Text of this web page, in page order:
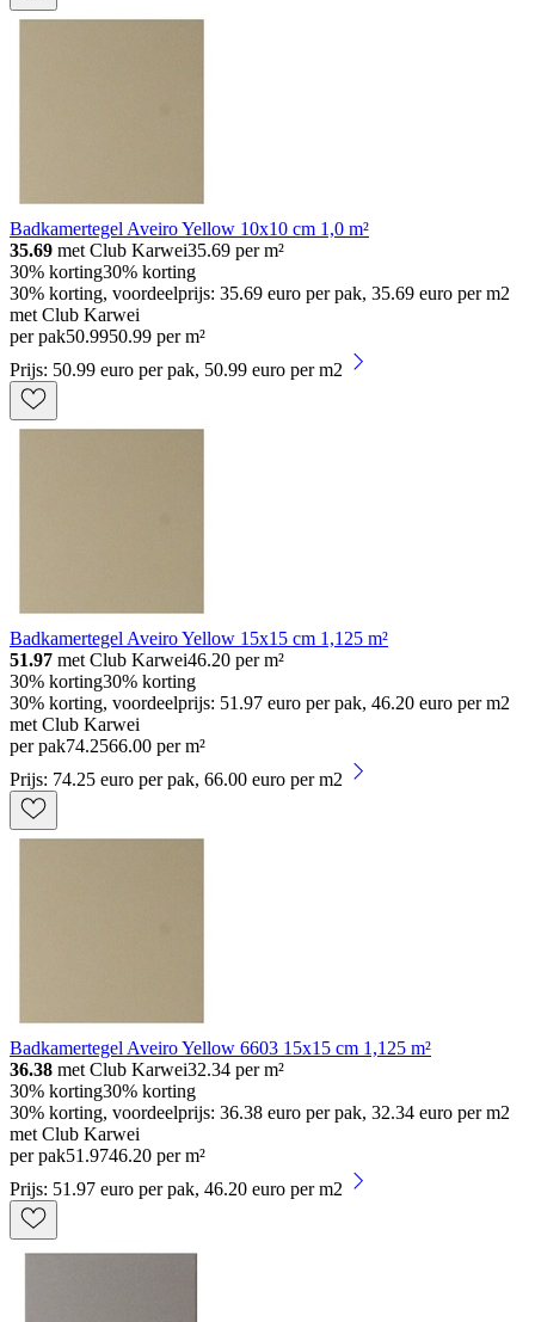
Badkamertegel Aveiro Yellow 10x10 cm 1,0 m²
35.69 met Club Karwei35.69 per m²
30% korting30% korting
30% korting, voordeelprijs: 35.69 euro per pak, 35.69 euro per m2
met Club Karwei
per pak50.9950.99 per m²
Prijs: 50.99 euro per pak, 50.99 euro per m2
Badkamertegel Aveiro Yellow 15x15 cm 1,125 m²
51.97 met Club Karwei46.20 per m²
30% korting30% korting
30% korting, voordeelprijs: 51.97 euro per pak, 46.20 euro per m2
met Club Karwei
per pak74.2566.00 per m²
Prijs: 74.25 euro per pak, 66.00 euro per m2
Badkamertegel Aveiro Yellow 6603 15x15 cm 1,125 m²
36.38 met Club Karwei32.34 per m²
30% korting30% korting
30% korting, voordeelprijs: 36.38 euro per pak, 32.34 euro per m2
met Club Karwei
per pak51 .9746.20 per m²
Prijs: 51.97 euro per pak, 46.20 euro per m2